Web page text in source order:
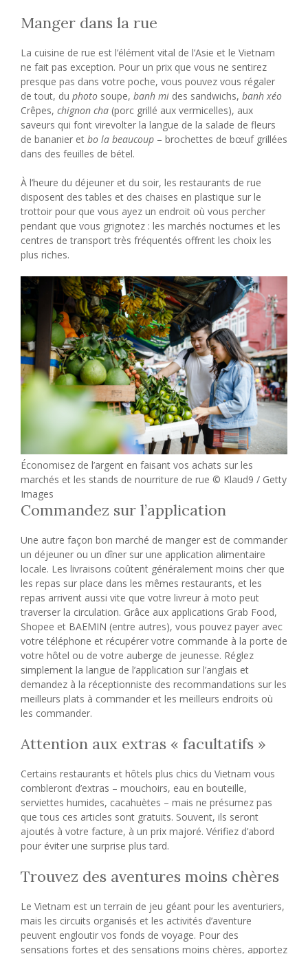
Manger dans la rue
La cuisine de rue est l’élément vital de l’Asie et le Vietnam
ne fait pas exception. Pour un prix que vous ne sentirez
presque pas dans votre poche, vous pouvez vous régaler
de tout, du photo soupe, banh mi des sandwichs, banh xéo
Crêpes, chignon cha (porc grillé aux vermicelles), aux
saveurs qui font virevolter la langue de la salade de fleurs
de bananier et bo la beaucoup – brochettes de bœuf grillées
dans des feuilles de bétel.
À l’heure du déjeuner et du soir, les restaurants de rue
disposent des tables et des chaises en plastique sur le
trottoir pour que vous ayez un endroit où vous percher
pendant que vous grignotez : les marchés nocturnes et les
centres de transport très fréquentés offrent les choix les
plus riches.
Économisez de l’argent en faisant vos achats sur les
marchés et les stands de nourriture de rue © Klaud9 / Getty
Images
Commandez sur l’application
Une autre façon bon marché de manger est de commander
un déjeuner ou un dîner sur une application alimentaire
locale. Les livraisons coûtent généralement moins cher que
les repas sur place dans les mêmes restaurants, et les
repas arrivent aussi vite que votre livreur à moto peut
traverser la circulation. Grâce aux applications Grab Food,
Shopee et BAEMIN (entre autres), vous pouvez payer avec
votre téléphone et récupérer votre commande à la porte de
votre hôtel ou de votre auberge de jeunesse. Réglez
simplement la langue de l’application sur l’anglais et
demandez à la réceptionniste des recommandations sur les
meilleurs plats à commander et les meilleurs endroits où
les commander.
Attention aux extras « facultatifs »
Certains restaurants et hôtels plus chics du Vietnam vous
combleront d’extras – mouchoirs, eau en bouteille,
serviettes humides, cacahuètes – mais ne présumez pas
que tous ces articles sont gratuits. Souvent, ils seront
ajoutés à votre facture, à un prix majoré. Vérifiez d’abord
pour éviter une surprise plus tard.
Trouvez des aventures moins chères
Le Vietnam est un terrain de jeu géant pour les aventuriers,
mais les circuits organisés et les activités d’aventure
peuvent engloutir vos fonds de voyage. Pour des
sensations fortes et des sensations moins chères, apportez